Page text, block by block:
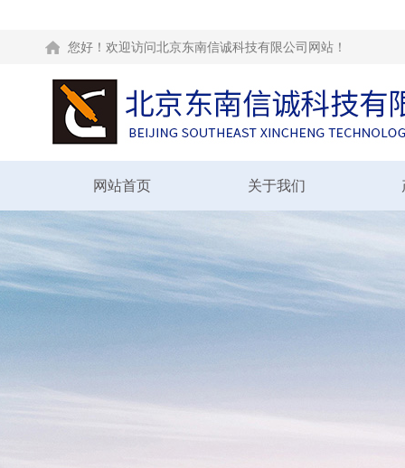
您好！欢迎访问北京东南信诚科技有限公司网站！
网站首页 关于我们